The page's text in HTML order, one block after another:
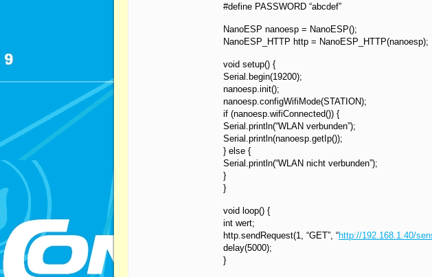
#define PASSWORD “abcdef”
NanoESP nanoesp = NanoESP();
NanoESP_HTTP http = NanoESP_HTTP(nanoesp);
void setup() {
Serial.begin(19200);
nanoesp.init();
nanoesp.configWifiMode(STATION);
if (nanoesp.wifiConnected()) {
Serial.println(“WLAN verbunden”);
Serial.println(nanoesp.getIp());
} else {
Serial.println(“WLAN nicht verbunden”);
}
}
void loop() {
int wert;
http.sendRequest(1, “GET”, “http://192.168.1.40/
delay(5000);
}